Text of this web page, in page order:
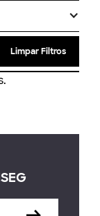
Limpar Filtros